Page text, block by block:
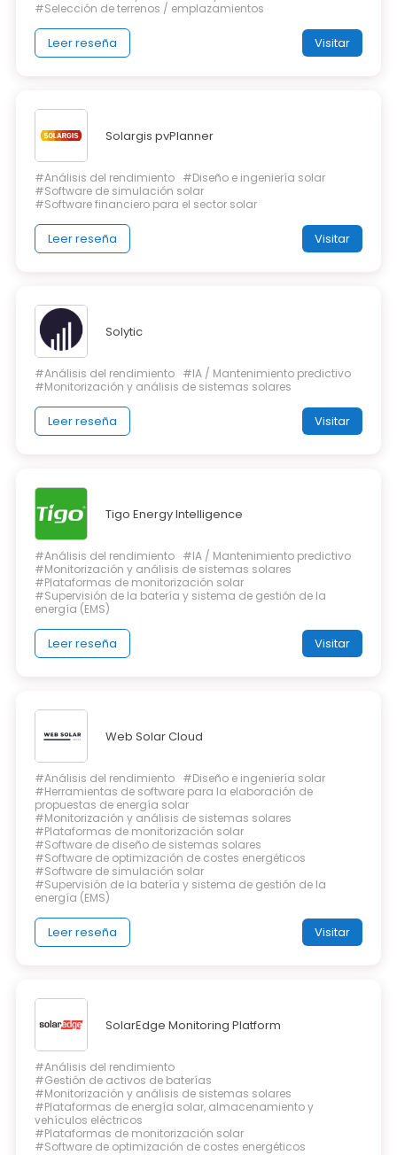
#Selección de terrenos / emplazamientos
Leer reseña Visitar
Solargis pvPlanner
#Análisis del rendimiento #Diseño e ingeniería solar
#Software de simulación solar
#Software financiero para el sector solar
Leer reseña Visitar
Solytic
#Análisis del rendimiento #IA / Mantenimiento predictivo
#Monitorización y análisis de sistemas solares
Leer reseña Visitar
Tigo Energy Intelligence
#Análisis del rendimiento #IA / Mantenimiento predictivo
#Monitorización y análisis de sistemas solares
#Plataformas de monitorización solar
#Supervisión de la batería y sistema de gestión de la
energía (EMS)
Leer reseña Visitar
Web Solar Cloud
#Análisis del rendimiento #Diseño e ingeniería solar
#Herramientas de software para la elaboración de
propuestas de energía solar
#Monitorización y análisis de sistemas solares
#Plataformas de monitorización solar
#Software de diseño de sistemas solares
#Software de optimización de costes energéticos
#Software de simulación solar
#Supervisión de la batería y sistema de gestión de la
energía (EMS)
Leer reseña Visitar
SolarEdge Monitoring Platform
#Análisis del rendimiento
#Gestión de activos de baterías
#Monitorización y análisis de sistemas solares
#Plataformas de energía solar, almacenamiento y
vehículos eléctricos
#Plataformas de monitorización solar
#Software de optimización de costes energéticos